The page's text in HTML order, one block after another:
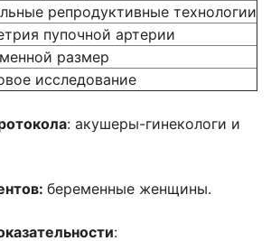
репродуктивные технологии
пупочной артерии
размер
исследование
: акушеры-гинекологи и
беременные женщины.
: